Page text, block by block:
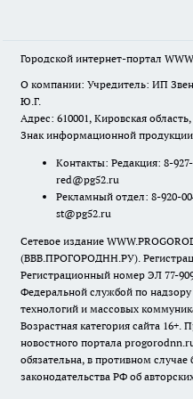
Городской интернет-портал
О компании: Учредитель: ИП
Ю.Г.
Адрес: 610001, Кировская
Знак информационной
Контакты: Редакция: 8-
red@pg52.ru
Рекламный отдел: 8-920-
st@pg52.ru
Сетевое издание
(ВВВ.ПРОГОРОДНН.РУ).
Регистрационный номер ЭЛ 77-
Федеральной службой по
технологий и массовых
Возрастная категория сайта
новостного портала
обязательна, в противном
законодательства РФ об